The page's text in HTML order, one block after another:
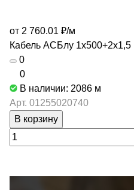
от 2 760.01 ₽/м
Кабель АСБлу 1х500+2х1,5
0
0
В наличии: 2086 м
Арт. 01255020740
В корзину